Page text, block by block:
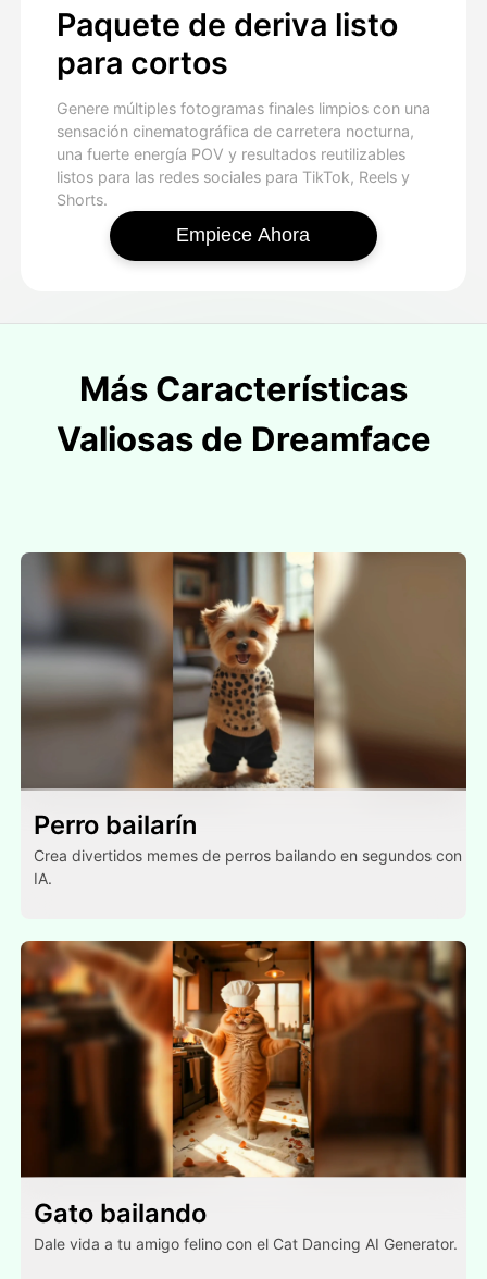
Paquete de deriva listo
para cortos
Genere múltiples fotogramas finales limpios con una
sensación cinematográfica de carretera nocturna,
una fuerte energía POV y resultados reutilizables
listos para las redes sociales para TikTok, Reels y
Shorts.
Empiece Ahora
Más Características
Valiosas de Dreamface
Perro bailarín
Crea divertidos memes de perros bailando en segundos con
IA.
Gato bailando
Dale vida a tu amigo felino con el Cat Dancing AI Generator.